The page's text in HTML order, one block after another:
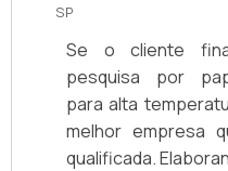
SP
Se o cliente
pesquisa por
para alta
melhor empresa
qualificada.